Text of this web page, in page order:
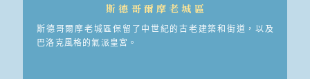
斯德哥爾摩老城區
斯德哥爾摩老城區保留了中世紀的古老建築和街道，以及
巴洛克風格的氣派皇宮。